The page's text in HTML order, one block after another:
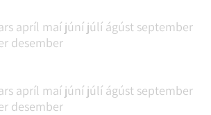
apríl maí júní júlí ágúst september
desember
apríl maí júní júlí ágúst september
desember